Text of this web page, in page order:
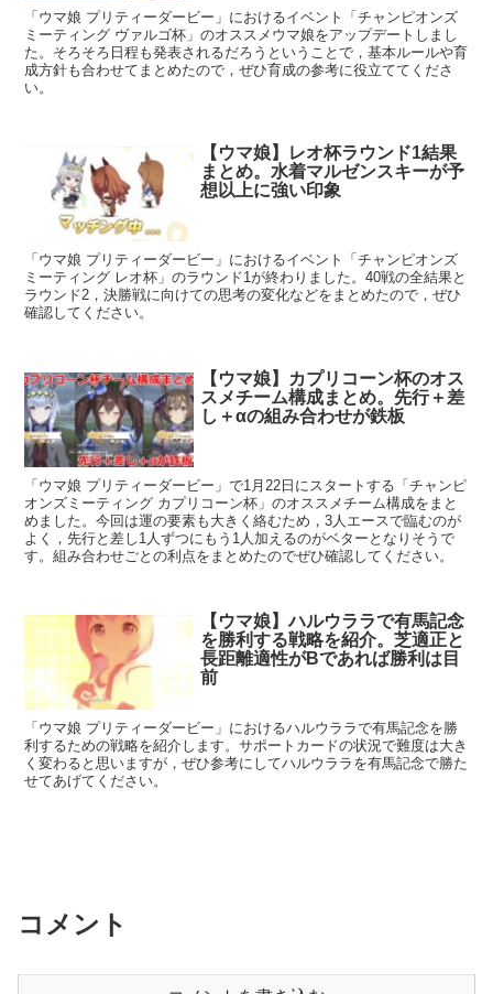
「ウマ娘 プリティーダービー」におけるイベント「チャンピオンズ
ミーティング ヴァルゴ杯」のオススメウマ娘をアップデートしまし
た。そろそろ日程も発表されるだろうということで，基本ルールや育
成方針も合わせてまとめたので，ぜひ育成の参考に役立ててくださ
い。
【ウマ娘】レオ杯ラウンド1結果
まとめ。水着マルゼンスキーが予
想以上に強い印象
「ウマ娘 プリティーダービー」におけるイベント「チャンピオンズ
ミーティング レオ杯」のラウンド1が終わりました。40戦の全結果と
ラウンド2，決勝戦に向けての思考の変化などをまとめたので，ぜひ
確認してください。
【ウマ娘】カプリコーン杯のオス
スメチーム構成まとめ。先行＋差
し＋αの組み合わせが鉄板
「ウマ娘 プリティーダービー」で1月22日にスタートする「チャンピ
オンズミーティング カプリコーン杯」のオススメチーム構成をまと
めました。今回は運の要素も大きく絡むため，3人エースで臨むのが
よく，先行と差し1人ずつにもう1人加えるのがベターとなりそうで
す。組み合わせごとの利点をまとめたのでぜひ確認してください。
【ウマ娘】ハルウララで有馬記念
を勝利する戦略を紹介。芝適正と
長距離適性がBであれば勝利は目
前
「ウマ娘 プリティーダービー」におけるハルウララで有馬記念を勝
利するための戦略を紹介します。サポートカードの状況で難度は大き
く変わると思いますが，ぜひ参考にしてハルウララを有馬記念で勝た
せてあげてください。
コメント